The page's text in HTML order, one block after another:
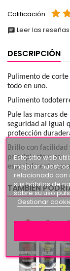
Calificación
chat Leer las
DESCRIPCIÓN
Pulimento de
todo en uno.
Pulimento
Pule las marcas
seguridad al igual
protección
Brillo con facilidad
principiante y
especialmente
TAMBIÉN
Este sitio web
mejorar
relacionada con
sus hábitos de
sobre su uso
Gestionar